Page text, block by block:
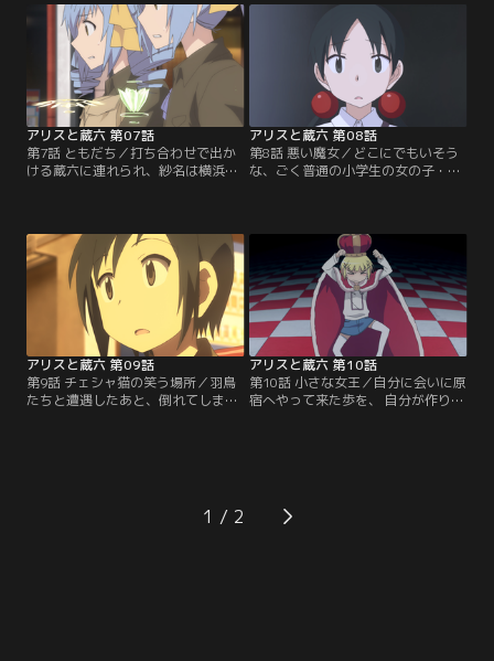
に、再びミニーCが立ちはだかる。
透明かつ自在に動く「腕」で襲い掛
かるミニーCに対し、山田と連携
し、いくつもの能力を使い分けて対
応する一条。「アリスの夢」同士の
激しい戦いが続くかたわら…。
っかり馴染んだ様子の紗名。早苗を
学校に送り出した後は、蔵六ととも
に樫村生花に向かい、ときには仕事
の手伝いに汗を流す……。まだまだ
体力的には問題を抱えているもの
の、紗名は“外”の世界に…。
アリスと蔵六 第07話
第7話 ともだち／打ち合わせで出か
ける蔵六に連れられ、紗名は横浜ま
いたり。初めての遠出を思う存分、
楽しむのだった。打ち合わせを終え
た蔵六と合流し、中華街へと繰り出
した一同だが、その前に現れたのは
なんと…。
アリスと蔵六 第08話
第8話 悪い魔女／どこにでもいそう
な、ごく普通の小学生の女の子・敷
両親の姿に心を傷め、神様に「優し
くて仲良しのパパとママに戻ります
ように」と祈る羽鳥。その祈りは、
思いも寄らぬ形で成就するのだっ
た。
アリスと蔵六 第09話
第9話 チェシャ猫の笑う場所／羽鳥
たちと遭遇したあと、倒れてしまっ
をこらしめるため、ある作戦を立て
る……。一方の羽鳥の心境もまた、
アリスと蔵六 第10話
第10話 小さな女王／自分に会いに原
宿へやって来た歩を、 自分が作り出
名。しかし対する羽鳥は「自分は悪
い魔女」で、「あなたなんか、ちっ
1